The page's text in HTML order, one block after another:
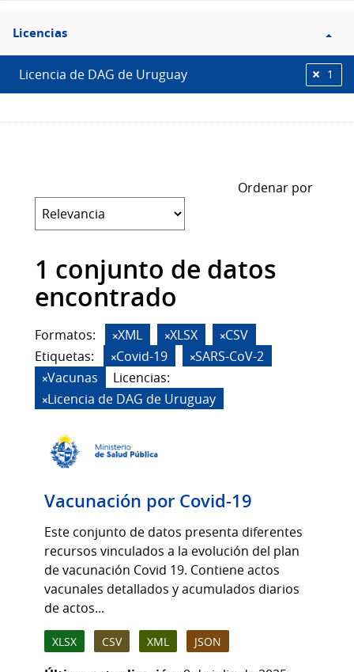
Filtro
Licencias
Licencias
Licencia de DAG de Uruguay 1
Ordenar por
1 conjunto de datos
encontrado
Formatos: XML XLSX
CSV
Etiquetas:
Covid-19
SARS-CoV-2
Vacunas
Licencias:
Licencia de DAG de Uruguay
Vacunación por Covid-19
Este conjunto de datos presenta diferentes
recursos vinculados a la evolución del plan
de vacunación Covid 19. Contiene actos
vacunales detallados y acumulados diarios
de actos...
XLSX CSV XML JSON